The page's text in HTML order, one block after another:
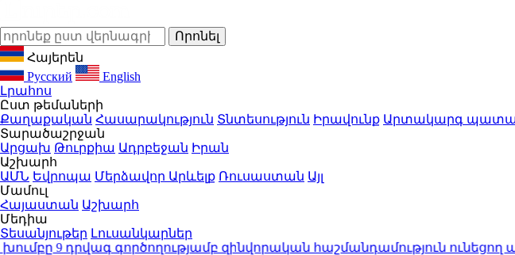
Հայերեն
Русский
English
Լրահոս
Ըստ թեմաների
Քաղաքական Հասարակություն Տնտեսություն Իրավունք Արտակարգ
Տարածաշրջան
Արցախ Թուրքիա Ադրբեջան Իրան
Աշխարհ
ԱՄՆ Եվրոպա Մերձավոր Արևելք Ռուսաստան Այլ
Մամուլ
Հայաստան Աշխարհ
Մեդիա
Տեսանյութեր Լուսանկարներ
գործողությամբ զինվորական հաշմանդամություն ունեցող